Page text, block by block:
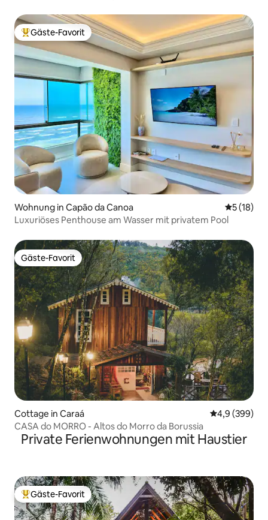
Beliebter Gäste-Favorit.
Gäste-Favorit
Wohnung in Capão da Canoa
5 (18)
Luxuriöses Penthouse am Wasser mit privatem Pool
Gäste-Favorit
Gäste-Favorit
Cottage in Caraá
4,9 (399)
CASA do MORRO - Altos do Morro da Borussia
Private Ferienwohnungen mit Haustier
Beliebter Gäste-Favorit.
Gäste-Favorit